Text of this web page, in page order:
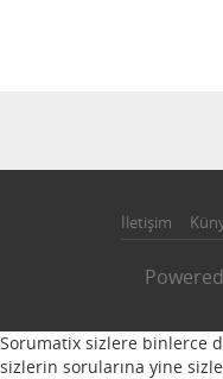
İletişim
Sorumatix sizlere binlerce
sizlerin sorularına yine